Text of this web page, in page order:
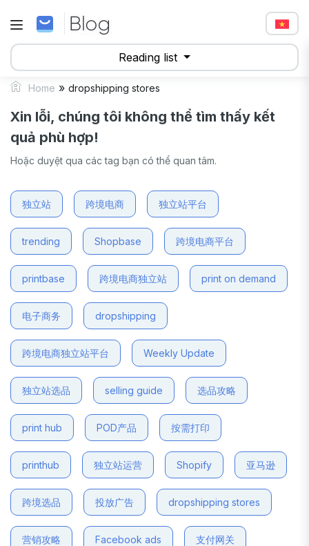
Reading list
Home » dropshipping stores
Xin lỗi, chúng tôi không thể tìm thấy kết
quả phù hợp!
Hoặc duyệt qua các tag bạn có thể quan tâm.
独立站 跨境电商 独立站平台
trending Shopbase 跨境电商平台
printbase 跨境电商独立站 print on demand
电子商务 dropshipping
跨境电商独立站平台 Weekly Update
独立站选品 selling guide 选品攻略
print hub POD产品 按需打印
printhub 独立站运营 Shopify 亚马逊
跨境选品 投放广告 dropshipping stores
营销攻略 Facebook ads 支付网关